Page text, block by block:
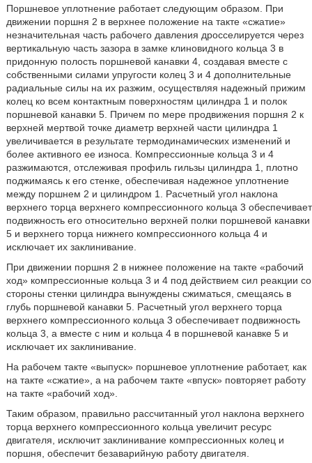
Поршневое уплотнение работает следующим образом. При
движении поршня 2 в верхнее положение на такте «сжатие»
незначительная часть рабочего давления дросселируется через
вертикальную часть зазора в замке клиновидного кольца 3 в
придонную полость поршневой канавки 4, создавая вместе с
собственными силами упругости колец 3 и 4 дополнительные
радиальные силы на их разжим, осуществляя надежный прижим
колец ко всем контактным поверхностям цилиндра 1 и полок
поршневой канавки 5. Причем по мере продвижения поршня 2 к
верхней мертвой точке диаметр верхней части цилиндра 1
увеличивается в результате термодинамических изменений и
более активного ее износа. Компрессионные кольца 3 и 4
разжимаются, отслеживая профиль гильзы цилиндра 1, плотно
поджимаясь к его стенке, обеспечивая надежное уплотнение
между поршнем 2 и цилиндром 1. Расчетный угол наклона
верхнего торца верхнего компрессионного кольца 3 обеспечивает
подвижность его относительно верхней полки поршневой канавки
5 и верхнего торца нижнего компрессионного кольца 4 и
исключает их заклинивание.
При движении поршня 2 в нижнее положение на такте «рабочий
ход» компрессионные кольца 3 и 4 под действием сил реакции со
стороны стенки цилиндра вынуждены сжиматься, смещаясь в
глубь поршневой канавки 5. Расчетный угол верхнего торца
верхнего компрессионного кольца 3 обеспечивает подвижность
кольца 3, а вместе с ним и кольца 4 в поршневой канавке 5 и
исключает их заклинивание.
На рабочем такте «выпуск» поршневое уплотнение работает, как
на такте «сжатие», а на рабочем такте «впуск» повторяет работу
на такте «рабочий ход».
Таким образом, правильно рассчитанный угол наклона верхнего
торца верхнего компрессионного кольца увеличит ресурс
двигателя, исключит заклинивание компрессионных колец и
поршня, обеспечит безаварийную работу двигателя.